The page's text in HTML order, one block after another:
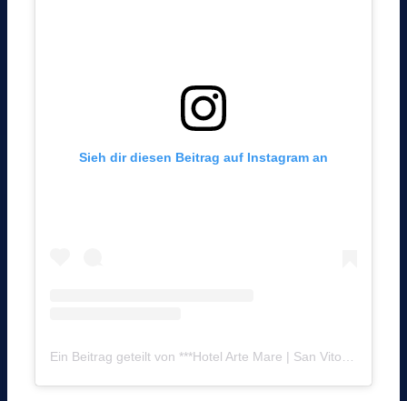
Sieh dir diesen Beitrag auf Instagram an